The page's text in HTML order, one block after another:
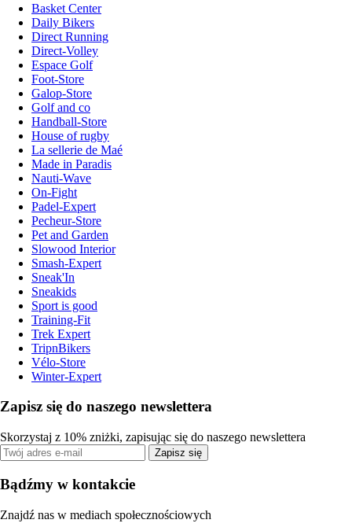
Basket Center
Daily Bikers
Direct Running
Direct-Volley
Espace Golf
Foot-Store
Galop-Store
Golf and co
Handball-Store
House of rugby
La sellerie de Maé
Made in Paradis
Nauti-Wave
On-Fight
Padel-Expert
Pecheur-Store
Pet and Garden
Slowood Interior
Smash-Expert
Sneak'In
Sneakids
Sport is good
Training-Fit
Trek Expert
TripnBikers
Vélo-Store
Winter-Expert
Zapisz się do naszego newslettera
Skorzystaj z 10% zniżki, zapisując się do naszego newslettera
Zapisz się
Bądźmy w kontakcie
Znajdź nas w mediach społecznościowych